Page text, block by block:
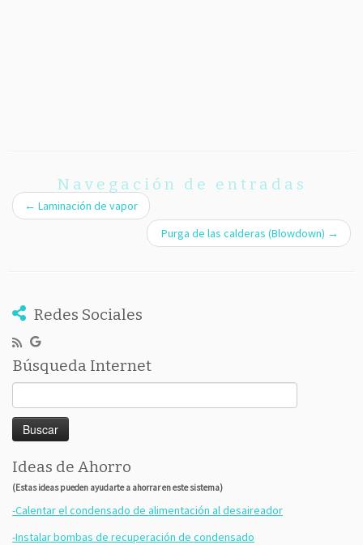
Navegación de entradas
← Laminación de vapor
Purga de las calderas (Blowdown) →
Redes Sociales
Búsqueda Internet
Ideas de Ahorro
(Estas ideas pueden ayudarte a ahorrar en este sistema)
-Calentar el condensado de alimentación al desaireador
-Instalar bombas de recuperación de condensado